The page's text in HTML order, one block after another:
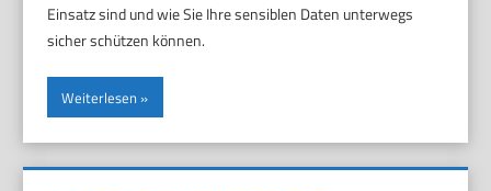
Einsatz sind und wie Sie Ihre sensiblen Daten unterwegs
sicher schützen können.
Weiterlesen